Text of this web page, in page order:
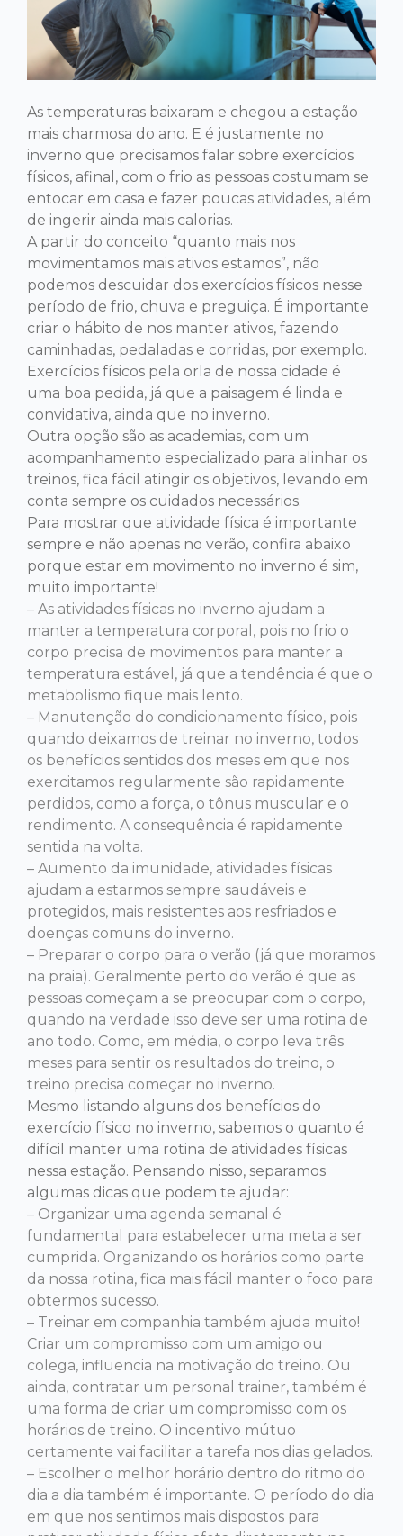
As temperaturas baixaram e chegou a estação
mais charmosa do ano. E é justamente no
inverno que precisamos falar sobre exercícios
físicos, afinal, com o frio as pessoas costumam se
entocar em casa e fazer poucas atividades, além
de ingerir ainda mais calorias.
A partir do conceito “quanto mais nos
movimentamos mais ativos estamos”, não
podemos descuidar dos exercícios físicos nesse
período de frio, chuva e preguiça. É importante
criar o hábito de nos manter ativos, fazendo
caminhadas, pedaladas e corridas, por exemplo.
Exercícios físicos pela orla de nossa cidade é
uma boa pedida, já que a paisagem é linda e
convidativa, ainda que no inverno.
Outra opção são as academias, com um
acompanhamento especializado para alinhar os
treinos, fica fácil atingir os objetivos, levando em
conta sempre os cuidados necessários.
Para mostrar que atividade física é importante
sempre e não apenas no verão, confira abaixo
porque estar em movimento no inverno é sim,
muito importante!
– As atividades físicas no inverno ajudam a
manter a temperatura corporal, pois no frio o
corpo precisa de movimentos para manter a
temperatura estável, já que a tendência é que o
metabolismo fique mais lento.
– Manutenção do condicionamento físico, pois
quando deixamos de treinar no inverno, todos
os benefícios sentidos dos meses em que nos
exercitamos regularmente são rapidamente
perdidos, como a força, o tônus muscular e o
rendimento. A consequência é rapidamente
sentida na volta.
– Aumento da imunidade, atividades físicas
ajudam a estarmos sempre saudáveis e
protegidos, mais resistentes aos resfriados e
doenças comuns do inverno.
– Preparar o corpo para o verão (já que moramos
na praia). Geralmente perto do verão é que as
pessoas começam a se preocupar com o corpo,
quando na verdade isso deve ser uma rotina de
ano todo. Como, em média, o corpo leva três
meses para sentir os resultados do treino, o
treino precisa começar no inverno.
Mesmo listando alguns dos benefícios do
exercício físico no inverno, sabemos o quanto é
difícil manter uma rotina de atividades físicas
nessa estação. Pensando nisso, separamos
algumas dicas que podem te ajudar:
– Organizar uma agenda semanal é
fundamental para estabelecer uma meta a ser
cumprida. Organizando os horários como parte
da nossa rotina, fica mais fácil manter o foco para
obtermos sucesso.
– Treinar em companhia também ajuda muito!
Criar um compromisso com um amigo ou
colega, influencia na motivação do treino. Ou
ainda, contratar um personal trainer, também é
uma forma de criar um compromisso com os
horários de treino. O incentivo mútuo
certamente vai facilitar a tarefa nos dias gelados.
– Escolher o melhor horário dentro do ritmo do
dia a dia também é importante. O período do dia
em que nos sentimos mais dispostos para